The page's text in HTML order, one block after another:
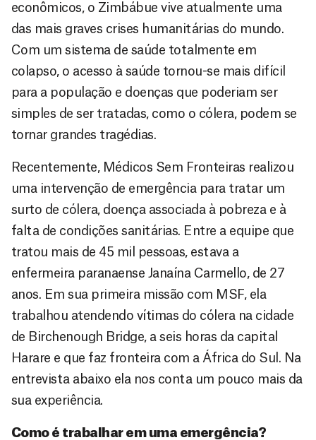
econômicos, o Zimbábue vive atualmente uma
das mais graves crises humanitárias do mundo.
Com um sistema de saúde totalmente em
colapso, o acesso à saúde tornou-se mais difícil
para a população e doenças que poderiam ser
simples de ser tratadas, como o cólera, podem se
tornar grandes tragédias.
Recentemente, Médicos Sem Fronteiras realizou
uma intervenção de emergência para tratar um
surto de cólera, doença associada à pobreza e à
falta de condições sanitárias. Entre a equipe que
tratou mais de 45 mil pessoas, estava a
enfermeira paranaense Janaína Carmello, de 27
anos. Em sua primeira missão com MSF, ela
trabalhou atendendo vítimas do cólera na cidade
de Birchenough Bridge, a seis horas da capital
Harare e que faz fronteira com a África do Sul. Na
entrevista abaixo ela nos conta um pouco mais da
sua experiência.
Como é trabalhar em uma emergência?